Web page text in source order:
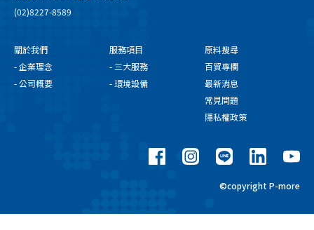
(02)8227-8589
關於我們
- 企業理念
- 公司概要
服務項目
- 三大服務
- 環境設備
原料搜尋
百貿專欄
最新消息
常見問題
隱私權政策
©copyright P-more